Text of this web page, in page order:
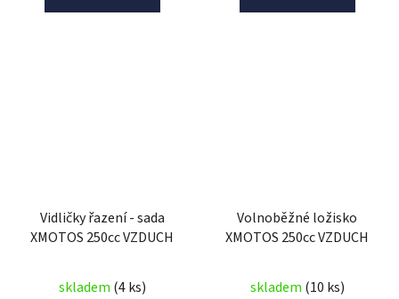
Vidličky řazení - sada
XMOTOS 250cc VZDUCH
skladem (4 ks)
Volnoběžné ložisko
XMOTOS 250cc VZDUCH
skladem (10 ks)